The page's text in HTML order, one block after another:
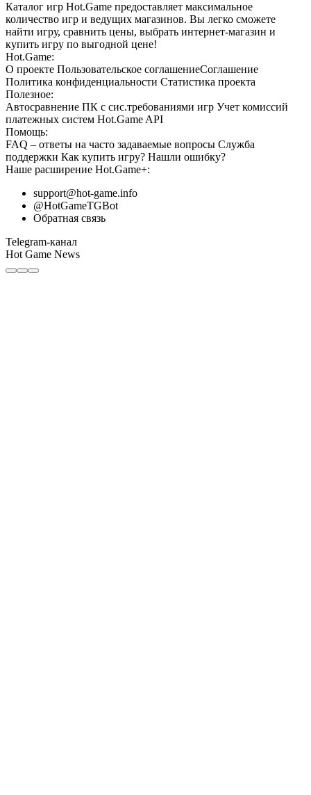
Каталог игр Hot.Game предоставляет максимальное
количество игр и ведущих магазинов. Вы легко сможете
найти игру, сравнить цены, выбрать интернет-магазин и
купить игру по выгодной цене!
Hot.Game:
О проекте Пользовательское соглашениеСоглашение
Политика конфиденциальности Статистика проекта
Полезное:
Автосравнение ПК с сис.требованиями игр Учет комиссий
платежных систем Hot.Game API
Помощь:
FAQ – ответы на часто задаваемые вопросы Служба
поддержки Как купить игру? Нашли ошибку?
Наше расширение Hot.Game+:
support@hot-game.info
@HotGameTGBot
Обратная связь
Telegram-канал
Hot Game News